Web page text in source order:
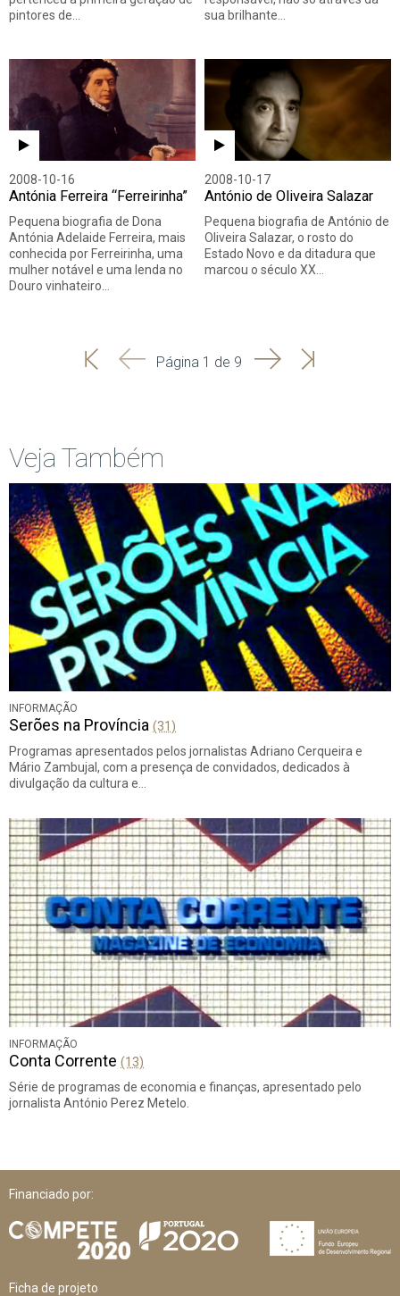
pintores de…
sua brilhante…
2008-10-16
Antónia Ferreira “Ferreirinha”
Pequena biografia de Dona
Antónia Adelaide Ferreira, mais
conhecida por Ferreirinha, uma
mulher notável e uma lenda no
Douro vinhateiro…
2008-10-17
António de Oliveira Salazar
Pequena biografia de António de
Oliveira Salazar, o rosto do
Estado Novo e da ditadura que
marcou o século XX…
'
'
Página 1 de 9 SeguinteÚltima
Veja Também
INFORMAÇÃO
Serões na Província (31)
Programas apresentados pelos jornalistas Adriano Cerqueira e
Mário Zambujal, com a presença de convidados, dedicados à
divulgação da cultura e…
INFORMAÇÃO
Conta Corrente (13)
Série de programas de economia e finanças, apresentado pelo
jornalista António Perez Metelo.
Financiado por:
Ficha de projeto